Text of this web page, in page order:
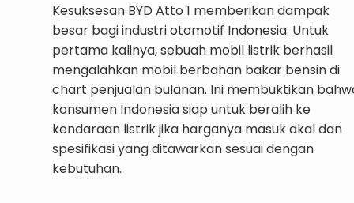
Kesuksesan BYD Atto 1 memberikan dampak
besar bagi industri otomotif Indonesia. Untuk
pertama kalinya, sebuah mobil listrik berhasil
mengalahkan mobil berbahan bakar bensin di
chart penjualan bulanan. Ini membuktikan
konsumen Indonesia siap untuk beralih ke
kendaraan listrik jika harganya masuk akal dan
spesifikasi yang ditawarkan sesuai dengan
kebutuhan.